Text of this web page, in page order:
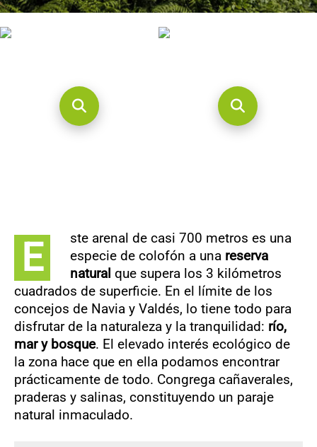
E
ste arenal de casi 700 metros es una
especie de colofón a una reserva
natural que supera los 3 kilómetros
cuadrados de superficie. En el límite de los
concejos de Navia y Valdés, lo tiene todo para
disfrutar de la naturaleza y la tranquilidad: río,
mar y bosque. El elevado interés ecológico de
la zona hace que en ella podamos encontrar
prácticamente de todo. Congrega cañaverales,
praderas y salinas, constituyendo un paraje
natural inmaculado.